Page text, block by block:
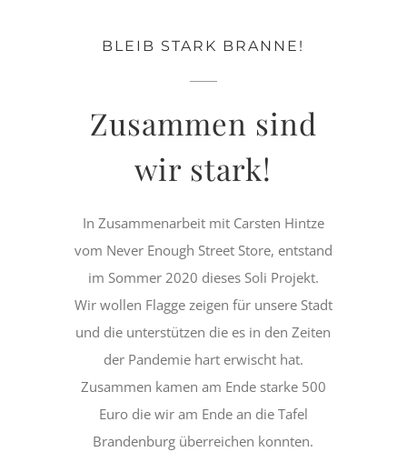
BLEIB STARK BRANNE!
Zusammen sind
wir stark!
In Zusammenarbeit mit Carsten Hintze
vom Never Enough Street Store, entstand
im Sommer 2020 dieses Soli Projekt.
Wir wollen Flagge zeigen für unsere Stadt
und die unterstützen die es in den Zeiten
der Pandemie hart erwischt hat.
Zusammen kamen am Ende starke 500
Euro die wir am Ende an die Tafel
Brandenburg überreichen konnten.